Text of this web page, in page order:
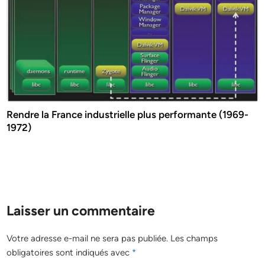
Rendre la France industrielle plus performante (1969-
1972)
Laisser un commentaire
Votre adresse e-mail ne sera pas publiée. Les champs
obligatoires sont indiqués avec *